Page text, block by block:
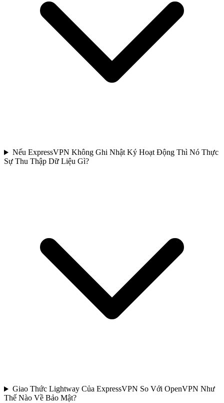
Nếu ExpressVPN Không Ghi Nhật Ký Hoạt Động Thì Nó Thực
Sự Thu Thập Dữ Liệu Gì?
Giao Thức Lightway Của ExpressVPN So Với OpenVPN Như
Thế Nào Về Bảo Mật?